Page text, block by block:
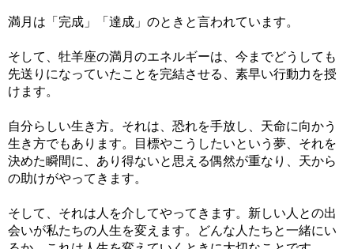
満月は「完成」「達成」のときと言われています。
そして、牡羊座の満月のエネルギーは、今までどうしても
先送りになっていたことを完結させる、素早い行動力を授
けます。
自分らしい生き方。それは、恐れを手放し、天命に向かう
生き方でもあります。目標やこうしたいという夢、それを
決めた瞬間に、あり得ないと思える偶然が重なり、天から
の助けがやってきます。
そして、それは人を介してやってきます。新しい人との出
会いが私たちの人生を変えます。どんな人たちと一緒にい